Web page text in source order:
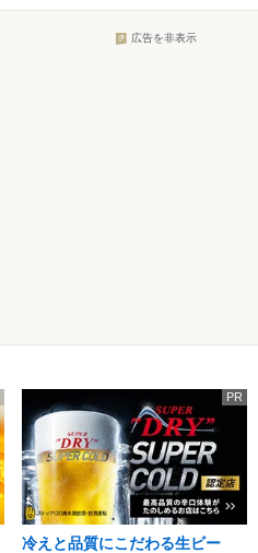
広告を非表示
PR
冷えと品質にこだわる生ビー